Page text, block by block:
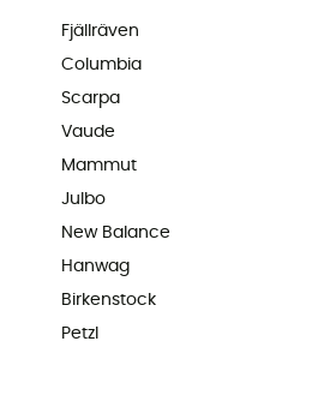
Fjällräven
Columbia
Scarpa
Vaude
Mammut
Julbo
New Balance
Hanwag
Birkenstock
Petzl